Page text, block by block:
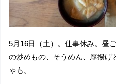
5月16日（土）。仕事休み。昼
の炒めもの、そうめん、厚揚げ
ゃも。